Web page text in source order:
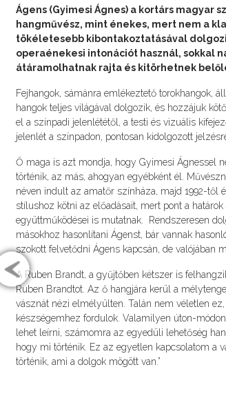
Ágens (Gyimesi Ágnes) a kortárs
hangművész, mint énekes, mert nem a
tökéletesebb kibontakoztatásával
operaénekesi intonációt használ, sokkal
átáramolhatnak rajta és kitörhetnek
Fejhangok, sámánra emlékeztető torokhangok,
hangok teljes világával dolgozik, és hozzájuk
el a színpadi jelenlététől, a testi és vizuális
jelenlét a színpadon, pontosan kidolgozott
Ő maga is azt mondja, hogy Gyimesi Ágnessel
történik, az más, ahogyan egyébként él.
néven indult az amatőr színháza, majd 1992-től
stílushoz kötni az előadásait, mert pont a
együttműködései is mutatnak. Rendszeresen
másokhoz hasonlítani Ágenst, bár vannak
szokott felvetődni Ágens kapcsán, de valójában
A Ruben Brandt, a gyűjtőben kétszer is
Ruben Brandtot. Az ő hangjára kerül a
vásznát nézi elmélyülten. Talán nem véletlen
készségemhez fordulok. Valamilyen úton-
lehet leírni, számomra az egyedüli lehetőség
hogy mi történik. Ez az egyetlen kapcsolatom a
történik, ami a dolgok mögött van.”